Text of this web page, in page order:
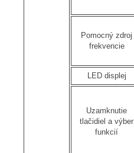
Pomocný zdroj
frekvencie
LED displej
Uzamknutie
tlačidiel a výber
funkcií